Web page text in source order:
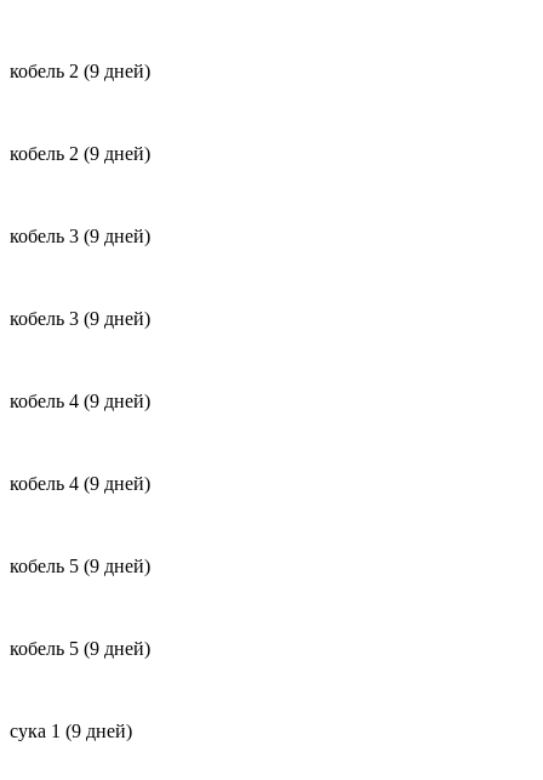
кобель 2 (9 дней)
кобель 2 (9 дней)
кобель 3 (9 дней)
кобель 3 (9 дней)
кобель 4 (9 дней)
кобель 4 (9 дней)
кобель 5 (9 дней)
кобель 5 (9 дней)
сука 1 (9 дней)